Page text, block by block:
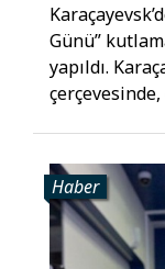
Günü”
yapıldı.
Haber